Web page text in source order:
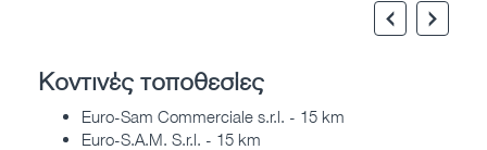
Κοντινές τοποθεσίες
Euro-Sam Commerciale s.r.l. - 15 km
Euro-S.A.M. S.r.l. - 15 km